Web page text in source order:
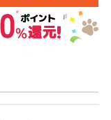
さんぽ用品